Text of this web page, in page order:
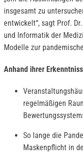
insgesamt zu
entwickelt“, sagt Prof.
und Informatik der
Modelle zur
Anhand ihrer
regelmäßigen
So lange die
Maskenpflicht in